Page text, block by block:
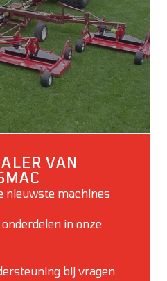
VAN
nieuwste machines
in onze
bij vragen